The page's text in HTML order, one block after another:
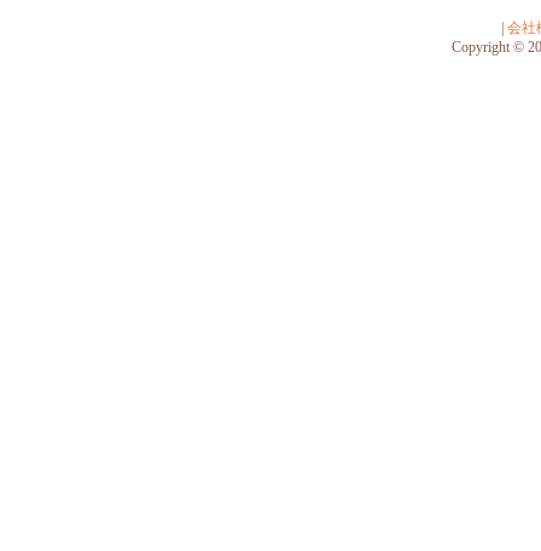
会社
Copyright ©